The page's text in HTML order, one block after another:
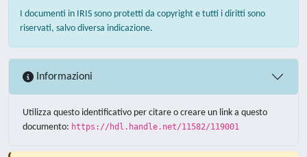
I documenti in IRIS sono protetti da copyright e tutti i diritti sono
riservati, salvo diversa indicazione.
Informazioni
Utilizza questo identificativo per citare o creare un link a questo
documento: https://hdl.handle.net/11582/119001